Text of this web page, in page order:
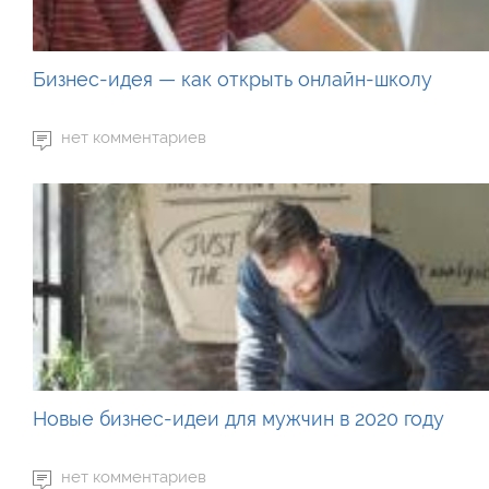
Бизнес-идея — как открыть онлайн-школу
нет комментариев
Новые бизнес-идеи для мужчин в 2020 году
нет комментариев